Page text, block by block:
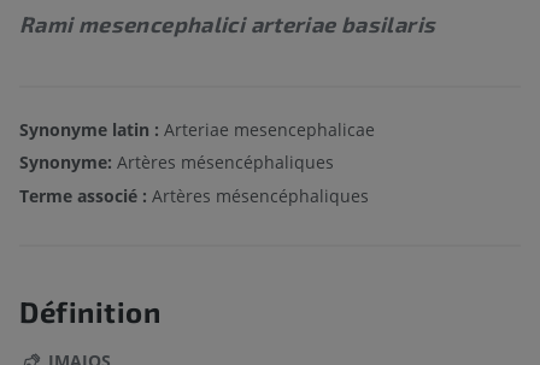
Rami mesencephalici arteriae basilaris
Synonyme latin : Arteriae mesencephalicae
Synonyme: Artères mésencéphaliques
Terme associé : Artères mésencéphaliques
Définition